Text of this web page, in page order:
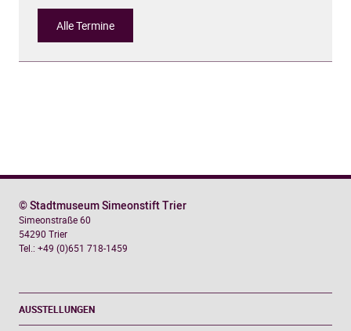
Alle Termine
AUSSTELLUNGEN
© Stadtmuseum Simeonstift Trier
Simeonstraße 60
54290 Trier
Tel.: +49 (0)651 718-1459